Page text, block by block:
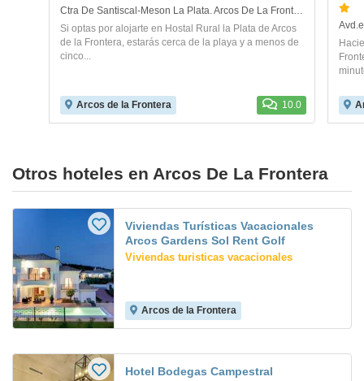
Ctra De Santiscal-Meson La Plata. Arcos De La Frontera
Si optas por alojarte en Hostal Rural la Plata de Arcos
de la Frontera, estarás cerca de la playa y a menos de
cinco...
Arcos de la Frontera 10.0
Otros hoteles en Arcos De La Frontera
Viviendas Turísticas Vacacionales
Arcos Gardens Sol Rent Golf
Viviendas turisticas vacacionales
Arcos de la Frontera
Hotel Bodegas Campestral